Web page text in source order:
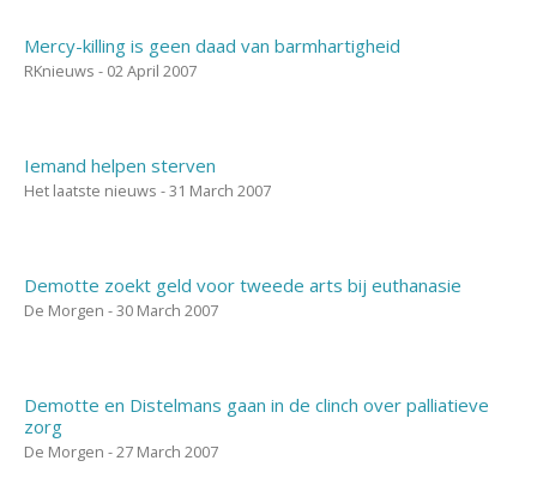
Mercy-killing is geen daad van barmhartigheid
RKnieuws - 02 April 2007
Iemand helpen sterven
Het laatste nieuws - 31 March 2007
Demotte zoekt geld voor tweede arts bij euthanasie
De Morgen - 30 March 2007
Demotte en Distelmans gaan in de clinch over palliatieve
zorg
De Morgen - 27 March 2007